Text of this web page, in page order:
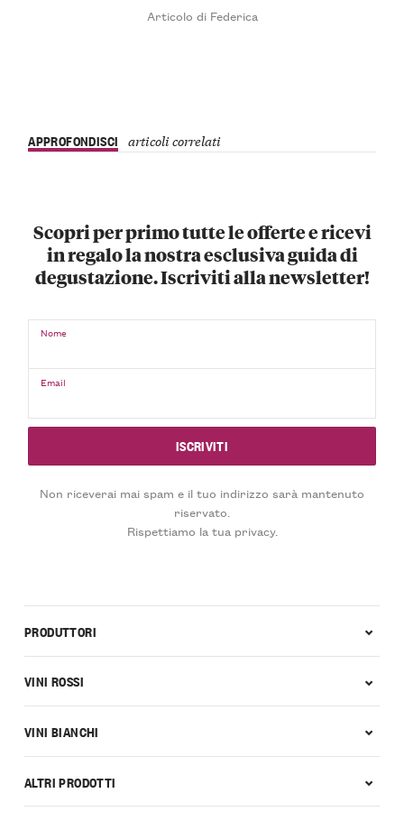
Articolo di Federica
APPROFONDISCI articoli correlati
Scopri per primo tutte le offerte e ricevi
in regalo la nostra esclusiva guida di
degustazione. Iscriviti alla newsletter!
Nome
Email
Non riceverai mai spam e il tuo indirizzo sarà mantenuto
riservato.
Rispettiamo la tua privacy.
PRODUTTORI
VINI ROSSI
VINI BIANCHI
ALTRI PRODOTTI